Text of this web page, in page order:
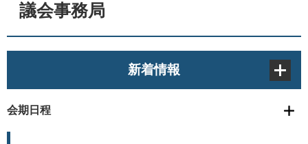
文
議会事務局
新着情報
会期日程